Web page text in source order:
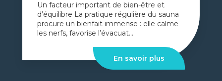
Un facteur important de bien-être et
d’équilibre La pratique régulière du sauna
procure un bienfait immense : elle calme
les nerfs, favorise l’évacuat...
En savoir plus